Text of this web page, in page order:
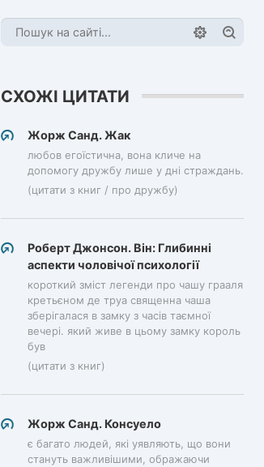
СХОЖІ ЦИТАТИ
Жорж Санд. Жак
любов егоїстична, вона кличе на
допомогу дружбу лише у дні страждань.
(цитати з книг / про дружбу)
Роберт Джонсон. Він: Глибинні
аспекти чоловічої психології
короткий зміст легенди про чашу грааля
кретьєном де труа священна чаша
зберігалася в замку з часів таємної
вечері. який живе в цьому замку король
був
(цитати з книг)
Жорж Санд. Консуело
є багато людей, які уявляють, що вони
стануть важливішими, ображаючи